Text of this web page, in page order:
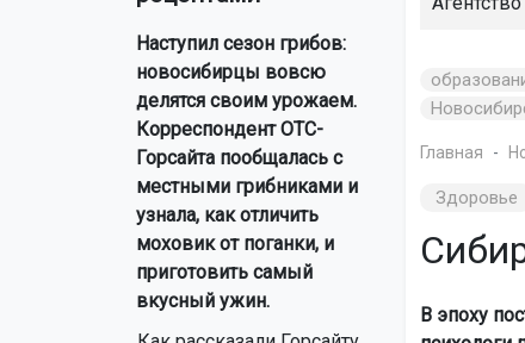
Наступил сезон грибов:
новосибирцы вовсю
делятся своим урожаем.
Корреспондент ОТС-
Горсайта пообщалась с
местными грибниками и
узнала, как отличить
моховик от поганки, и
приготовить самый
вкусный ужин.
Главная
Здоровье
В эпоху